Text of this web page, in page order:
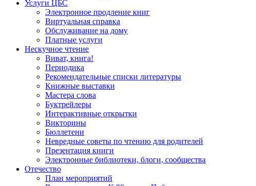
Услуги ЦБС
Электронное продление книг
Виртуальная справка
Обслуживание на дому
Платные услуги
Нескучное чтение
Виват, книга!
Периодика
Рекомендательные списки литературы
Книжные выставки
Мастера слова
Буктрейлеры
Интерактивные открытки
Викторины
Бюллетени
Невредные советы по чтению для родителей
Презентация книги
Электронные библиотеки, блоги, сообщества
Отечество
План мероприятий